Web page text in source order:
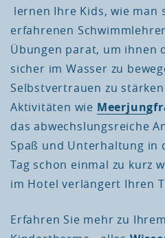
lernen Ihre Kids, wie man
erfahrenen
Übungen parat, um ihnen
sicher im Wasser zu
Selbstvertrauen zu
Aktivitäten wie
das abwechslungsreiche
Spaß und Unterhaltung in
Tag schon einmal zu kurz
im Hotel verlängert Ihren
Erfahren Sie mehr zu